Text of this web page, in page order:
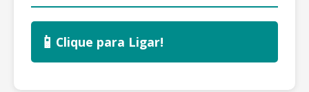
📱 Clique para Ligar!